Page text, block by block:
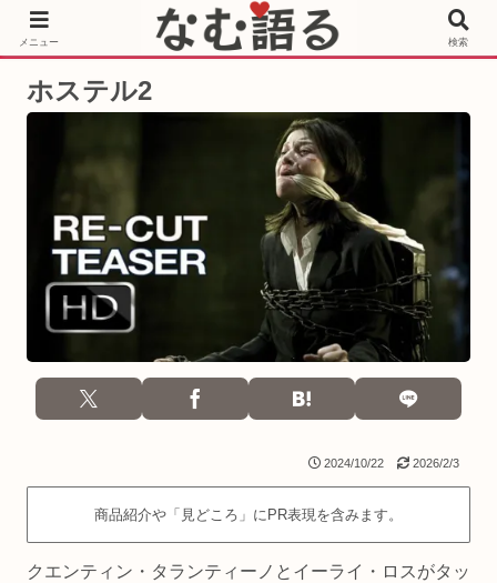
［PR］Prime Video もっと観るならサブスクリプション
ホステル2
2024/10/22 2026/2/3
商品紹介や「見どころ」にPR表現を含みます。
クエンティン・タランティーノとイーライ・ロスがタッ
メニュー 検索